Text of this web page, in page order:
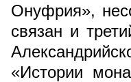
Онуфрия»,
связан и
«Истории